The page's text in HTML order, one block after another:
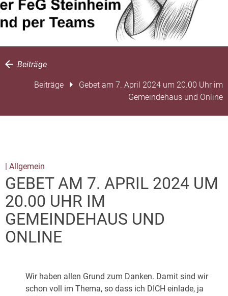
Beiträge
Beiträge
Gebet am 7. April 2024 um 20.00 Uhr im
Gemeindehaus und Online
| Allgemein
GEBET AM 7. APRIL 2024 UM
20.00 UHR IM
GEMEINDEHAUS UND
ONLINE
Wir haben allen Grund zum Danken. Damit sind wir
schon voll im Thema, so dass ich DICH einlade, ja